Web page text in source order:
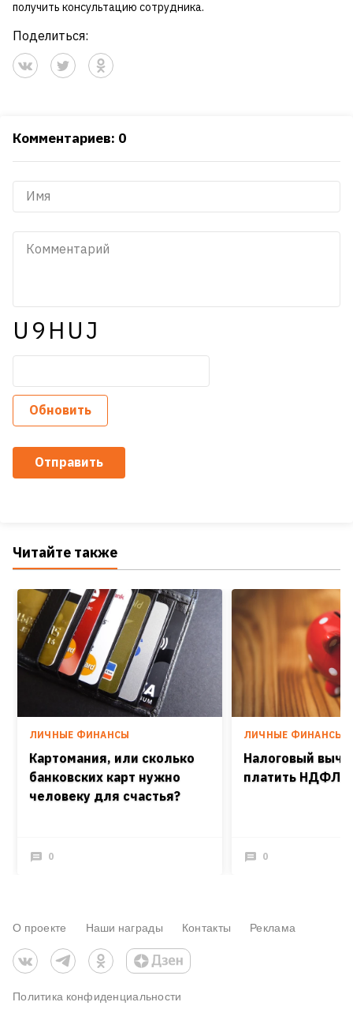
получить консультацию сотрудника.
Поделиться:
Комментариев: 0
U9HUJ
Обновить
Отправить
Читайте также
ЛИЧНЫЕ ФИНАНСЫ
Картомания, или сколько
банковских карт нужно
человеку для счастья?
0
ЛИЧНЫЕ ФИНАНСЫ
Налоговый
платить НДФЛ
0
О проекте Наши награды Контакты Реклама
Политика конфиденциальности